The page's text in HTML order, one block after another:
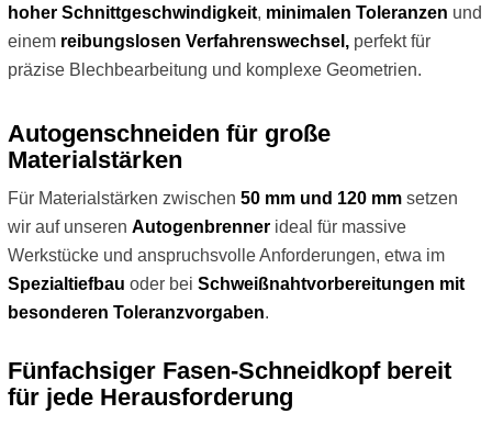
hoher Schnittgeschwindigkeit, minimalen Toleranzen und
einem reibungslosen Verfahrenswechsel,perfekt für
präzise Blechbearbeitung und komplexe Geometrien.
Autogenschneiden für große
Materialstärken
Für Materialstärken zwischen 50 mm und 120 mmsetzen
wir auf unseren Autogenbrennerideal für massive
Werkstücke und anspruchsvolle Anforderungen, etwa im
Spezialtiefbau oder bei Schweißnahtvorbereitungen mit
besonderen Toleranzvorgaben.
Fünfachsiger Fasen-Schneidkopf bereit
für jede Herausforderung